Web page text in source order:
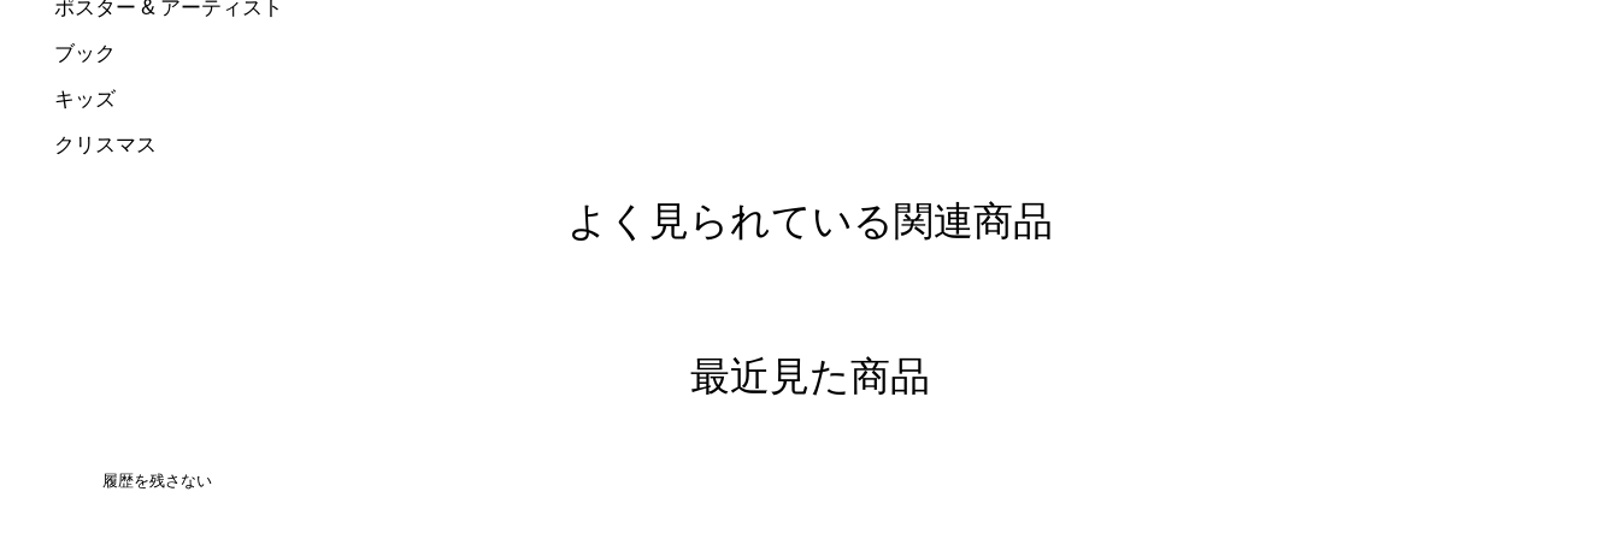
ポスター & アーティスト
ブック
キッズ
クリスマス
よく見られている関連商品
最近見た商品
履歴を残さない